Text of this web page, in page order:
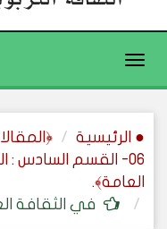
Toggle
● الرئيسية
06- القسم السادس :
العامة﴾.
في الثقافة